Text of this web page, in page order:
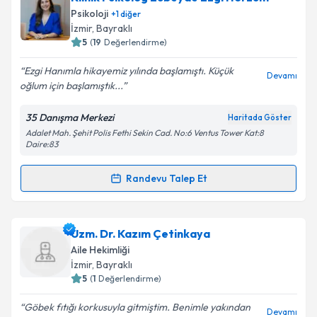
takvimi talebi oluşturun. Size bu uzmandan randevu
almanız için bir takvim hazırlandığında e-posta ile
bilgilendireceğiz.
E-posta Adresiniz
Kişisel verilerimin işlenmesine ilişkinAydınlatma
kapsamda işlenmesini kabul ediyorum.
Psikoloji +1diğer
İzmir, Bayraklı
5 (19 Değerlendirme)
Ezgi Hanımla hikayemiz yılında başlamıştı. Küçük
oğlum için başlamıştık...
Devamı
35 Danışma Merkezi Haritada Göster
Adalet Mah. Şehit Polis Fethi Sekin Cad. No:6 Ventus Tower Kat:8
Daire:83
Randevu Talep Et
Randevu Takvimi Talebi
Klinik Psikolog Zübeyde Ezgi Horzum
takvimi talebi oluşturun. Size bu uzmandan randevu
almanız için bir takvim hazırlandığında e-posta ile
bilgilendireceğiz.
E-posta Adresiniz
Uzm. Dr. Kazım Çetinkaya
Aile Hekimliği
İzmir, Bayraklı
5 (1 Değerlendirme)
Göbek fıtığı korkusuyla gitmiştim. Benimle yakından
Devamı